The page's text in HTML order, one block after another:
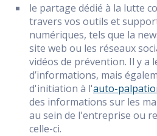
le partage dédié à la lutte
travers vos outils et
numériques, tels que la
site web ou les réseaux
vidéos de prévention. Il y a
d’informations, mais
d'initiation à l'auto-
des informations sur les
au sein de l'entreprise ou
celle-ci.